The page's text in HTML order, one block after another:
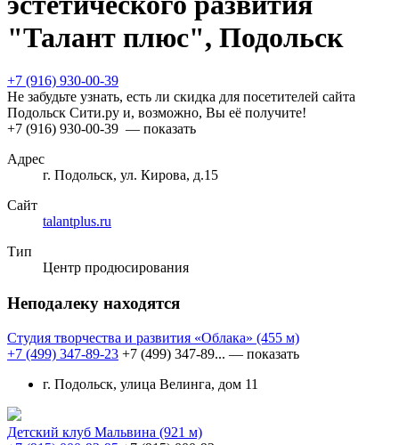
"Талант плюс", Подольск
+7 (916) 930-00-39
Не забудьте узнать, есть ли скидка для посетителей сайта
Подольск Сити.ру и, возможно, Вы её получите!
+7 (916) 930-00-39 — показать
Адрес
г. Подольск, ул. Кирова, д.15
Сайт
talantplus.ru
Тип
Центр продюсирования
Неподалеку находятся
Студия творчества и развития «Облака» (455 м)
+7 (499) 347-89-23 +7 (499) 347-89... — показать
г. Подольск, улица Велинга, дом 11
Детский клуб Мальвина (921 м)